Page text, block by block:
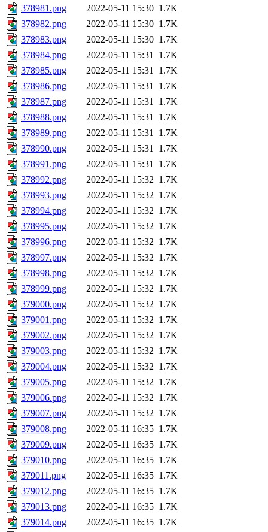
378981.png
2022-05-11 15:30 1.7K
378982.png
2022-05-11 15:30 1.7K
378983.png
2022-05-11 15:30 1.7K
378984.png
2022-05-11 15:31 1.7K
378985.png
2022-05-11 15:31 1.7K
378986.png
2022-05-11 15:31 1.7K
378987.png
2022-05-11 15:31 1.7K
378988.png
2022-05-11 15:31 1.7K
378989.png
2022-05-11 15:31 1.7K
378990.png
2022-05-11 15:31 1.7K
378991.png
2022-05-11 15:31 1.7K
378992.png
2022-05-11 15:32 1.7K
378993.png
2022-05-11 15:32 1.7K
378994.png
2022-05-11 15:32 1.7K
378995.png
2022-05-11 15:32 1.7K
378996.png
2022-05-11 15:32 1.7K
378997.png
2022-05-11 15:32 1.7K
378998.png
2022-05-11 15:32 1.7K
378999.png
2022-05-11 15:32 1.7K
379000.png
2022-05-11 15:32 1.7K
379001.png
2022-05-11 15:32 1.7K
379002.png
2022-05-11 15:32 1.7K
379003.png
2022-05-11 15:32 1.7K
379004.png
2022-05-11 15:32 1.7K
379005.png
2022-05-11 15:32 1.7K
379006.png
2022-05-11 15:32 1.7K
379007.png
2022-05-11 15:32 1.7K
379008.png
2022-05-11 16:35 1.7K
379009.png
2022-05-11 16:35 1.7K
379010.png
2022-05-11 16:35 1.7K
379011.png
2022-05-11 16:35 1.7K
379012.png
2022-05-11 16:35 1.7K
379013.png
2022-05-11 16:35 1.7K
379014.png
2022-05-11 16:35 1.7K